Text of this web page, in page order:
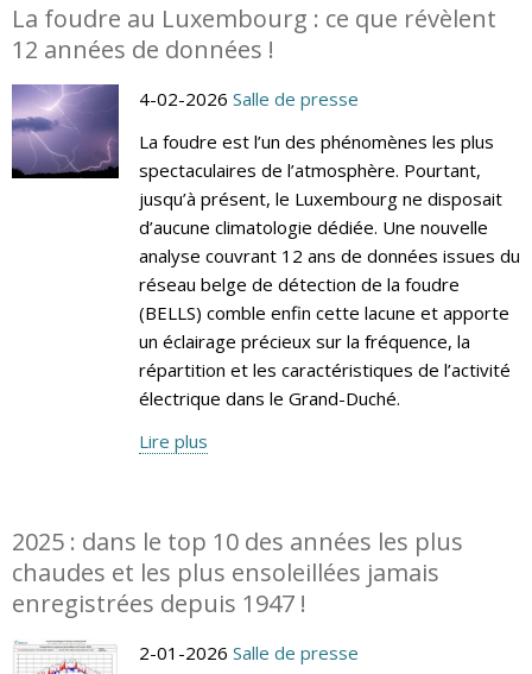
La foudre au Luxembourg : ce que révèlent
12 années de données !
4-02-2026 Salle de presse
La foudre est l’un des phénomènes les plus
spectaculaires de l’atmosphère. Pourtant,
jusqu’à présent, le Luxembourg ne disposait
d’aucune climatologie dédiée. Une nouvelle
analyse couvrant 12 ans de données issues du
réseau belge de détection de la foudre
(BELLS) comble enfin cette lacune et apporte
un éclairage précieux sur la fréquence, la
répartition et les caractéristiques de l’activité
électrique dans le Grand-Duché.
Lire plus
2025 : dans le top 10 des années les plus
chaudes et les plus ensoleillées jamais
enregistrées depuis 1947 !
2-01-2026 Salle de presse